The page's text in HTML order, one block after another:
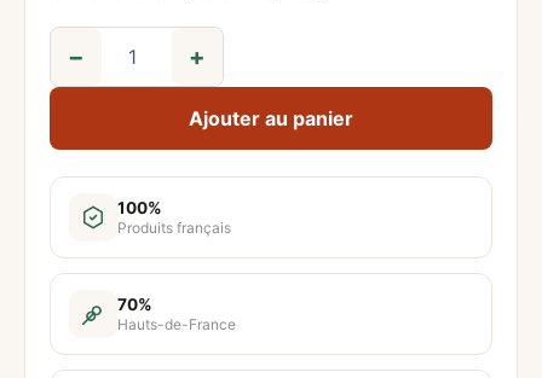
u
a
− +
Ajouter au panier
100%
Produits français
70%
Hauts-de-France